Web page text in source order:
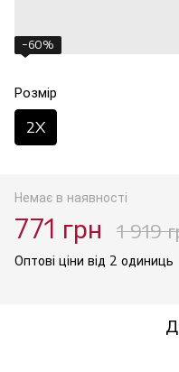
−60%
Розмір
2X
Немає в наявності
771 грн 1 919
Оптові ціни від 2 одиниць